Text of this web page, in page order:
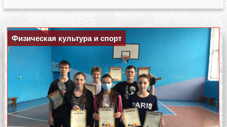
Физическая культура и спорт